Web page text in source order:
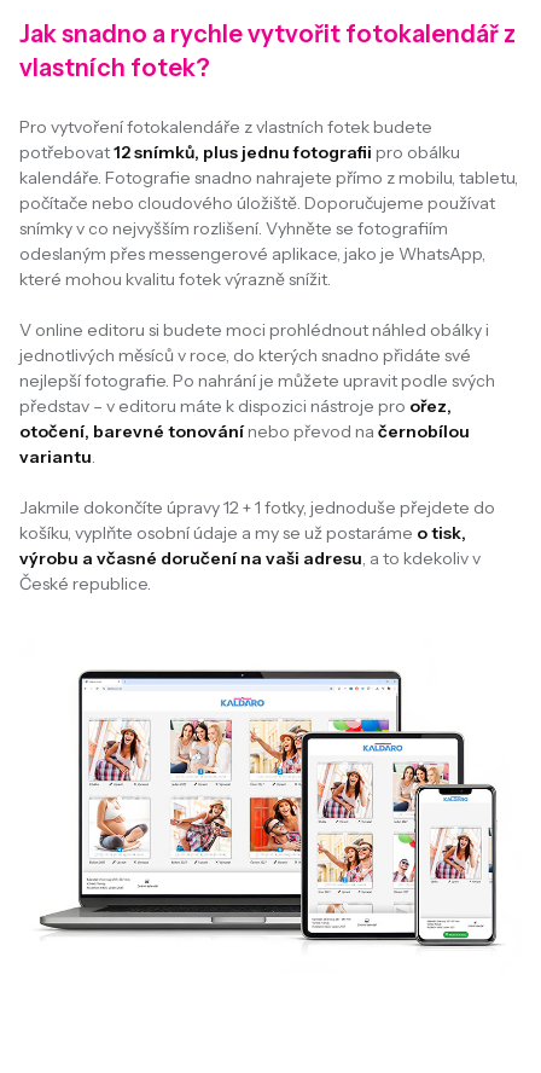
Jak snadno a rychle vytvořit fotokalendář z
vlastních fotek?
Pro vytvoření fotokalendáře z vlastních fotek budete
potřebovat12 snímků, plus jednu fotografii pro obálku
kalendáře. Fotografie snadno nahrajete přímo z mobilu, tabletu,
počítače nebo cloudového úložiště. Doporučujeme používat
snímky v co nejvyšším rozlišení. Vyhněte se fotografiím
odeslaným přes messengerové aplikace, jako je WhatsApp,
které mohou kvalitu fotek výrazně snížit.
V online editoru si budete moci prohlédnout náhled obálky i
jednotlivých měsíců v roce, do kterých snadno přidáte své
nejlepší fotografie. Po nahrání je můžete upravit podle svých
představ – v editoru máte k dispozici nástroje pro ořez,
otočení, barevné tonovánínebo převod na černobílou
variantu.
Jakmile dokončíte úpravy 12 + 1 fotky, jednoduše přejdete do
košíku, vyplňte osobní údaje a my se už postaráme o tisk,
výrobu a včasné doručení na vaši adresu, a to kdekoliv v
České republice.